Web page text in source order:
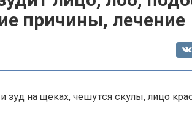
причины, лечение
зуд на щеках, чешутся скулы, лицо